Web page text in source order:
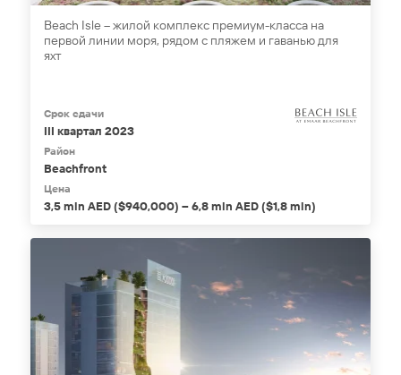
Beach Isle – жилой комплекс премиум-класса на
первой линии моря, рядом с пляжем и гаванью для
яхт
Срок сдачи
III квартал 2023
Район
Beachfront
Цена
3,5 mln AED ($940,000) – 6,8 mln AED ($1,8 mln)